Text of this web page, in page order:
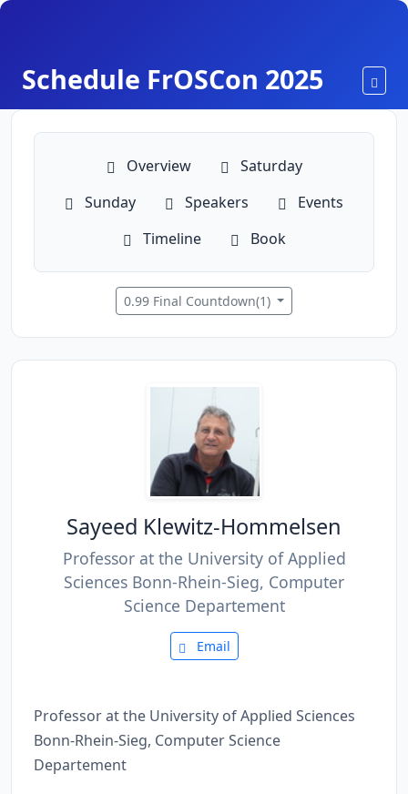
Schedule FrOSCon 2025
Overview
Saturday
Sunday
Speakers
Events
Timeline
Book
0.99 Final Countdown(1)
Sayeed Klewitz-Hommelsen
Professor at the University of Applied
Sciences Bonn-Rhein-Sieg, Computer
Science Departement
Email
Professor at the University of Applied Sciences
Bonn-Rhein-Sieg, Computer Science
Departement